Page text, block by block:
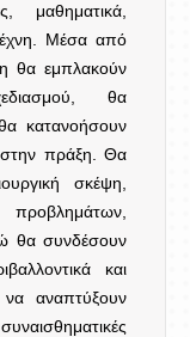
μαθηματικά,
Μέσα από
θα εμπλακούν
θα
κατανοήσουν
στην πράξη. Θα
σκέψη,
θα συνδέσουν
και
να αναπτύξουν